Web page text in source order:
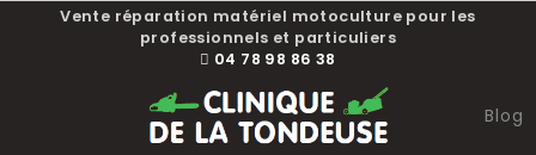
Vente réparation matériel motoculture pour les
professionnels et particuliers
04 78 98 86 38
Blog